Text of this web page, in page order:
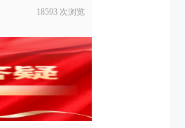
18593 次浏览